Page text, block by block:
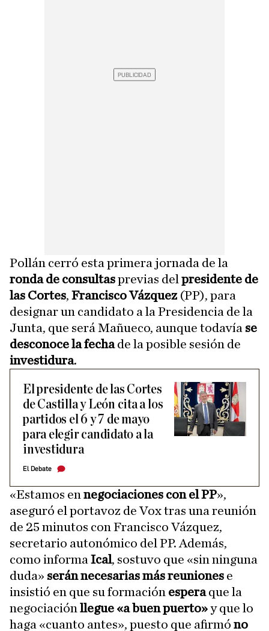
Pollán cerró esta primera jornada de la
ronda de consultasprevias del presidente de
las Cortes, Francisco Vázquez (PP), para
designar un candidato a la Presidencia de la
Junta, que será Mañueco, aunque todavía se
desconoce la fechade la posible sesión de
investidura.
El presidente de las Cortes
de Castilla y León cita a los
partidos el 6 y 7 de mayo
para elegir candidato a la
investidura
El Debate
«Estamos en negociaciones con el PP»,
aseguró el portavoz de Vox tras una reunión
de 25 minutos con Francisco Vázquez,
secretario autonómico del PP. Además,
como informa Ical, sostuvo que «sin ninguna
duda» serán necesarias más reuniones e
insistió en que su formación esperaque la
negociación llegue «a buen puerto»y que lo
haga «cuanto antes», puesto que afirmó no